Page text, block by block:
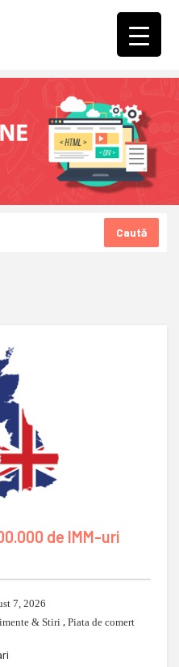
Caută
de IMM-uri
7, 2026
& Stiri , Piata de comert